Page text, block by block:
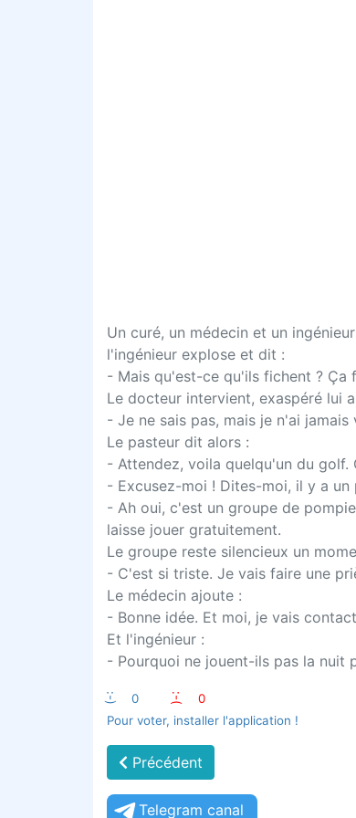
Un curé, un médecin et un
l'ingénieur explose et dit :
- Mais qu'est-ce qu'ils fichent ? Ça
Le docteur intervient, exaspéré lui
- Je ne sais pas, mais je n'ai
Le pasteur dit alors :
- Attendez, voila quelqu'un du golf.
- Excusez-moi ! Dites-moi, il y a
- Ah oui, c'est un groupe de
laisse jouer gratuitement.
Le groupe reste silencieux un
- C'est si triste. Je vais faire une
Le médecin ajoute :
- Bonne idée. Et moi, je vais
Et l'ingénieur :
- Pourquoi ne jouent-ils pas la nuit
:-) 0 :-(
0
Pour voter, installer l'application !
Précédent
Telegram canal